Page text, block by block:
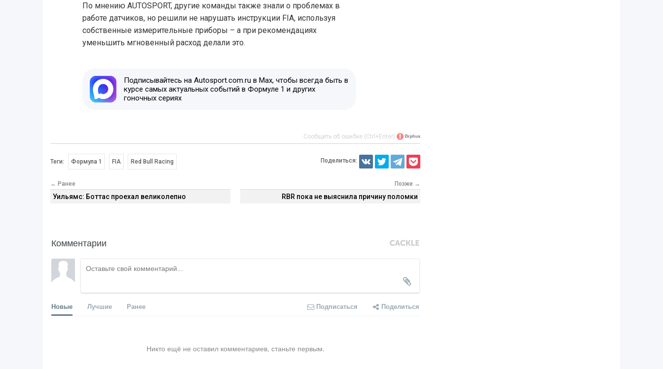
По мнению AUTOSPORT, другие команды также знали о проблемах в
работе датчиков, но решили не нарушать инструкции FIA, используя
собственные измерительные приборы – а при рекомендациях
уменьшить мгновенный расход делали это.
Подписывайтесь на Autosport.com.ru в Max, чтобы всегда быть в
курсе самых актуальных событий в Формуле 1 и других
гоночных сериях
Сообщить об ошибке (Ctrl+Enter)
Теги: Формула 1 FIA Red Bull Racing Поделиться:
← Ранее
Уильямс: Боттас проехал великолепно
Позже →
RBR пока не выяснила причину поломки
Комментарии
Новые Лучшие Ранее Подписаться Поделиться
Никто ещё не оставил комментариев, станьте первым.